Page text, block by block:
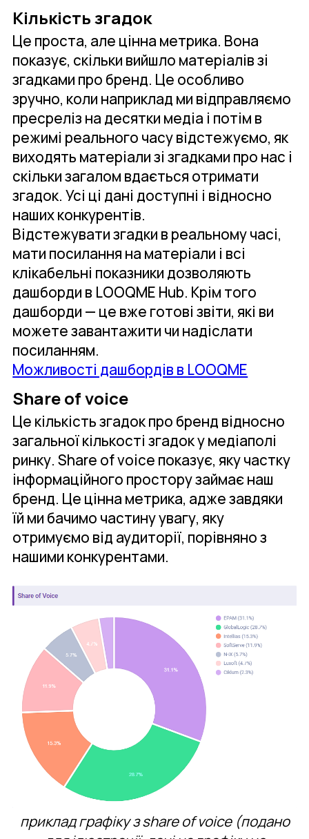
Кількість згадок
Це проста, але цінна метрика. Вона
показує, скільки вийшло матеріалів зі
згадками про бренд. Це особливо
зручно, коли наприклад ми відправляємо
пресреліз на десятки медіа і потім в
режимі реального часу відстежуємо, як
виходять матеріали зі згадками про нас і
скільки загалом вдається отримати
згадок. Усі ці дані доступні і відносно
наших конкурентів.
Відстежувати згадки в реальному часі,
мати посилання на матеріали і всі
клікабельні показники дозволяють
дашборди в LOOQME Hub. Крім того
дашборди — це вже готові звіти, які ви
можете завантажити чи надіслати
посиланням.
Можливості дашбордів в LOOQME
Share of voice
Це кількість згадок про бренд відносно
загальної кількості згадок у медіаполі
ринку. Share of voice показує, яку частку
інформаційного простору займає наш
бренд. Це цінна метрика, адже завдяки
їй ми бачимо частину увагу, яку
отримуємо від аудиторії, порівняно з
нашими конкурентами.
приклад графіку з share of voice (подано